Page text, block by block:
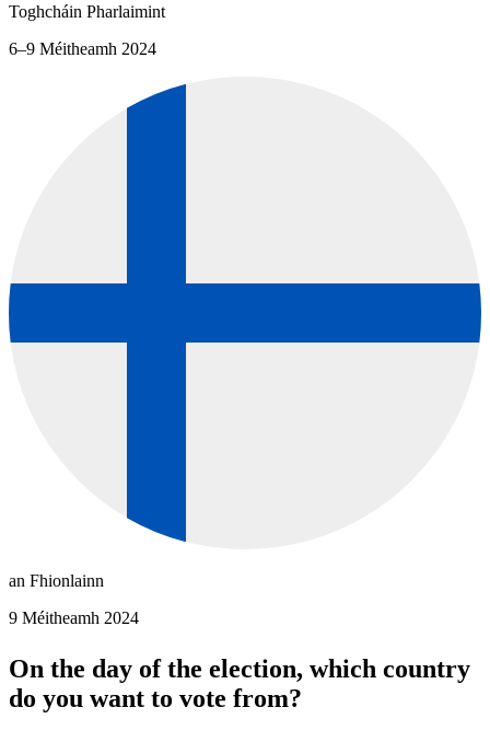
Toghcháin Pharlaimint
6–9 Méitheamh 2024
an Fhionlainn
9 Méitheamh 2024
On the day of the election, which country
do you want to vote from?